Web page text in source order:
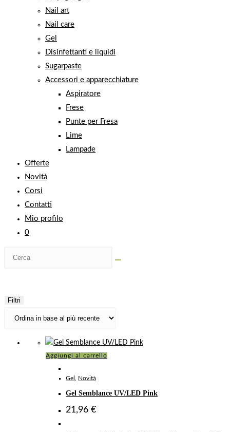
Nail art
Nail care
Gel
Disinfettanti e liquidi
Sugarpaste
Accessori e apparecchiature
Aspiratore
Frese
Punte per Fresa
Lime
Lampade
Offerte
Novità
Corsi
Contatti
Mio profilo
0
Filtri
Aggiungi al carrello
Gel Novità
Gel Semblance UV/LED Pink
21,96 €